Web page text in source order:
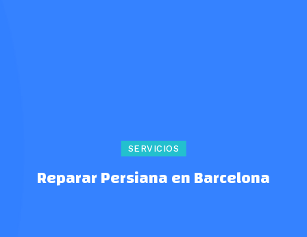
SERVICIOS
Reparar Persiana en Barcelona